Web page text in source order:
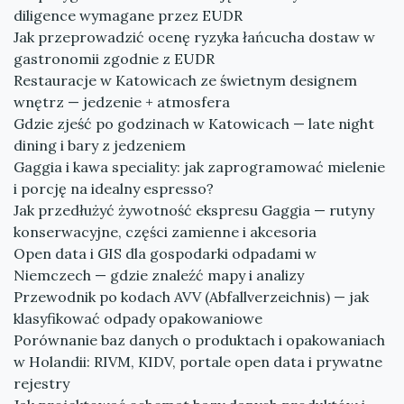
diligence wymagane przez EUDR
Jak przeprowadzić ocenę ryzyka łańcucha dostaw w
gastronomii zgodnie z EUDR
Restauracje w Katowicach ze świetnym designem
wnętrz — jedzenie + atmosfera
Gdzie zjeść po godzinach w Katowicach — late night
dining i bary z jedzeniem
Gaggia i kawa speciality: jak zaprogramować mielenie
i porcję na idealny espresso?
Jak przedłużyć żywotność ekspresu Gaggia — rutyny
konserwacyjne, części zamienne i akcesoria
Open data i GIS dla gospodarki odpadami w
Niemczech — gdzie znaleźć mapy i analizy
Przewodnik po kodach AVV (Abfallverzeichnis) — jak
klasyfikować odpady opakowaniowe
Porównanie baz danych o produktach i opakowaniach
w Holandii: RIVM, KIDV, portale open data i prywatne
rejestry